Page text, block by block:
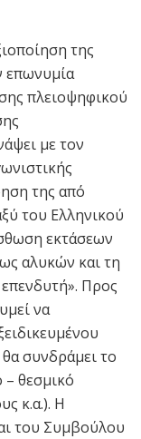
της
επωνυμία
πλειοψηφικού
με τον
της από
του Ελληνικού
εκτάσεων
αλυκών και τη
Προς
να
συνδράμει το
– θεσμικό
κ.α.). Η
του Συμβούλου